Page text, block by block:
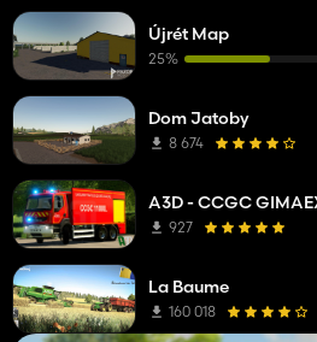
Újrét Map
25%
Dom Jatoby
8 674
A3D - CCGC
927
La Baume
160 018